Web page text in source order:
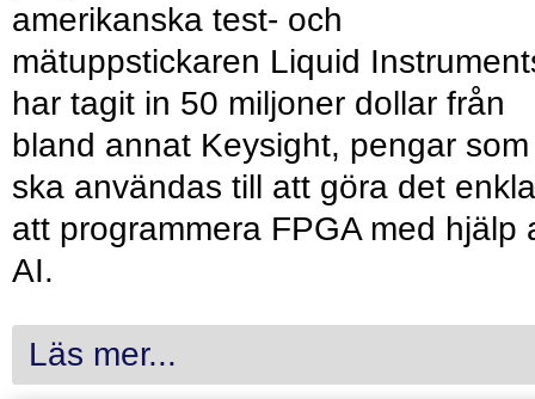
amerikanska test- och
mätuppstickaren Liquid
har tagit in 50 miljoner dollar från
bland annat Keysight, pengar som
ska användas till att göra det
att programmera FPGA med hjälp
AI.
Läs mer...